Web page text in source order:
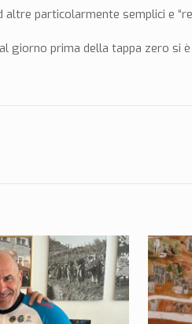
particolarmente semplici e
giorno prima della tappa zero